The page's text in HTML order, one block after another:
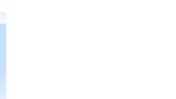
de vos marques
cadeaux